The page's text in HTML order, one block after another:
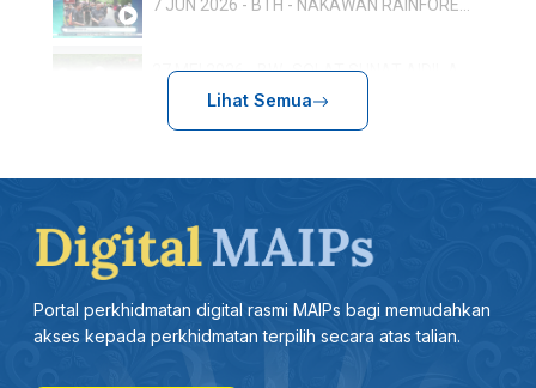
Lihat Semua
Portal perkhidmatan digital rasmi MAIPs bagi memudahkan
akses kepada perkhidmatan terpilih secara atas talian.